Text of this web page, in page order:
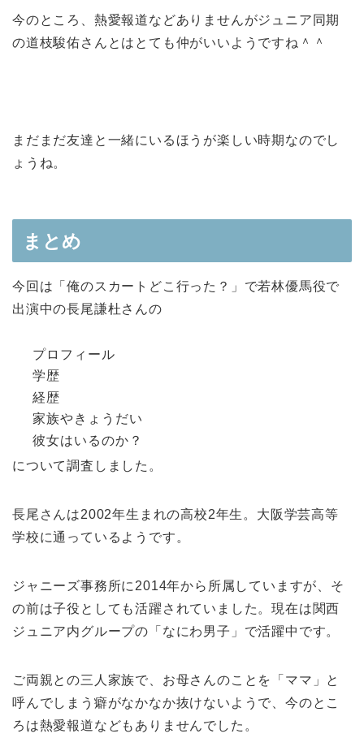
今のところ、熱愛報道などありませんがジュニア同期
の道枝駿佑さんとはとても仲がいいようですね＾＾
まだまだ友達と一緒にいるほうが楽しい時期なのでし
ょうね。
まとめ
今回は「俺のスカートどこ行った？」で若林優馬役で
出演中の長尾謙杜さんの
プロフィール
学歴
経歴
家族やきょうだい
彼女はいるのか？
について調査しました。
長尾さんは2002年生まれの高校2年生。大阪学芸高等
学校に通っているようです。
ジャニーズ事務所に2014年から所属していますが、そ
の前は子役としても活躍されていました。現在は関西
ジュニア内グループの「なにわ男子」で活躍中です。
ご両親との三人家族で、お母さんのことを「ママ」と
呼んでしまう癖がなかなか抜けないようで、今のとこ
ろは熱愛報道などもありませんでした。